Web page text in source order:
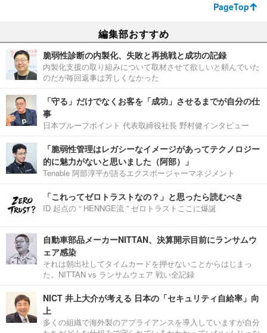
PageTop
編集部おすすめ
脆弱性診断の内製化、失敗と再挑戦と成功の記録
内製化支援の取り組みについて取材させて欲しいと頼んでいた
のだが毎回返事は芳しくなかった
「守る」だけでなくお客を「成功」させるまでが自分の仕
事
日本プルーフポイント 代表取締役社長 野村健インタビュー
「脆弱性管理はレガシーなイメージがあってテクノロジー
的に魅力がないと思いました（阿部）」
Tenable 阿部淳平が語るエクスポージャーマネジメント
「これってゼロトラストなの？」と思ったら読むべき
ID 起点の “ HENNGE流 ” ゼロトラストここに爆誕
自動車部品メーカーNITTAN、決算開示目前にランサムウ
ェア感染
それは朝出社してタイムカードを押せないことからはじまっ
た。NITTAN vs ランサムウェア 戦い全記録
NICT 井上大介が考える 日本の「セキュリティ自給率」向
上
多くの組織で海外製のアプライアンスを導入していますが自分